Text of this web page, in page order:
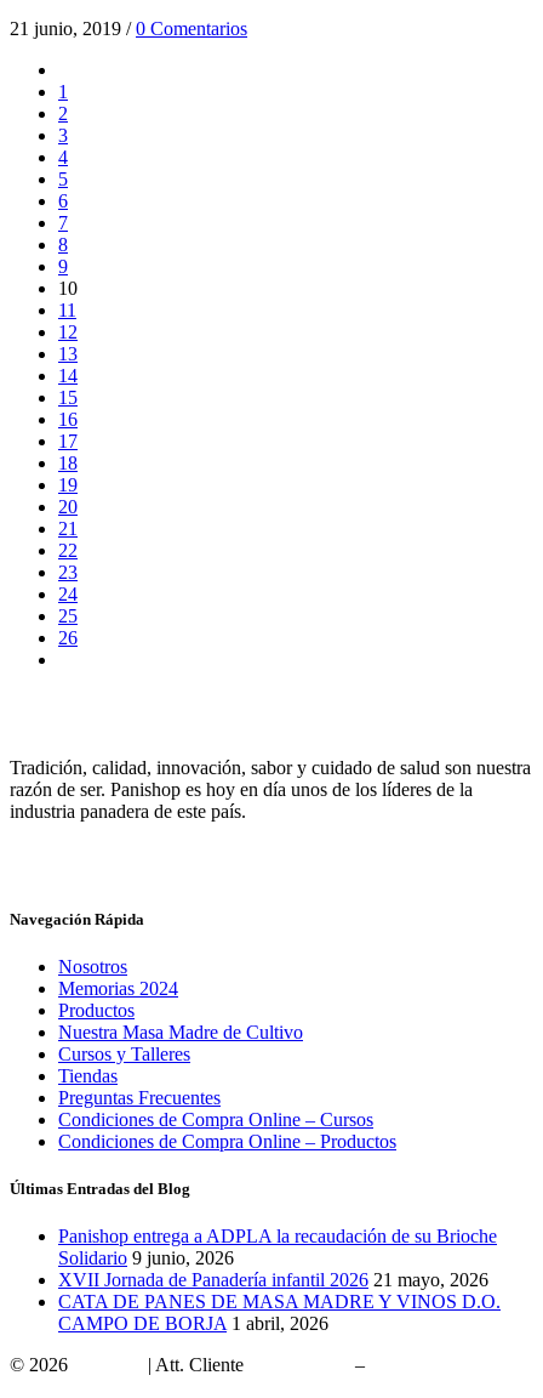
21 junio, 2019 /0 Comentarios
1
2
3
4
5
6
7
8
9
10
11
12
13
14
15
16
17
18
19
20
21
22
23
24
25
26
Tradición, calidad, innovación, sabor y cuidado de salud son nuestra
razón de ser. Panishop es hoy en día unos de los líderes de la
industria panadera de este país.
Navegación Rápida
Nosotros
Memorias 2024
Productos
Nuestra Masa Madre de Cultivo
Cursos y Talleres
Tiendas
Preguntas Frecuentes
Condiciones de Compra Online – Cursos
Condiciones de Compra Online – Productos
Últimas Entradas del Blog
Panishop entrega a ADPLA la recaudación de su Brioche
Solidario 9 junio, 2026
XVII Jornada de Panadería infantil 2026 21 mayo, 2026
CATA DE PANES DE MASA MADRE Y VINOS D.O.
CAMPO DE BORJA 1 abril, 2026
© 2026
| Att. Cliente
–